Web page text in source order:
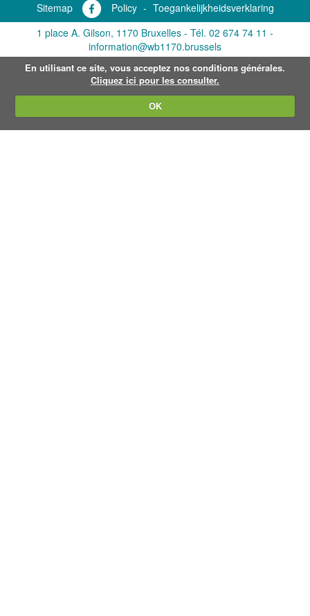
Sitemap Policy - Toegankelijkheidsverklaring
1 place A. Gilson, 1170 Bruxelles - Tél. 02 674 74 11 -
information@wb1170.brussels
En utilisant ce site, vous acceptez nos conditions générales.
Cliquez ici pour les consulter.
OK